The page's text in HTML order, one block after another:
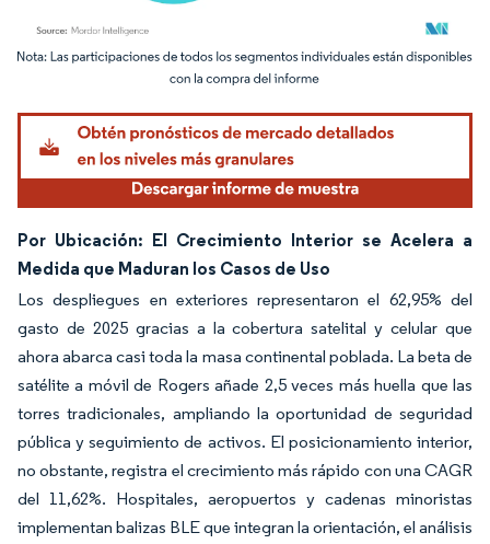
Imagen © Mordor Intelligence. El uso requiere atribución según CC BY 4.0.
Por Ubicación: El Crecimiento Interior se Acelera a
Medida que Maduran los Casos de Uso
Los despliegues en exteriores representaron el 62,95% del
gasto de 2025 gracias a la cobertura satelital y celular que
ahora abarca casi toda la masa continental poblada. La beta de
satélite a móvil de Rogers añade 2,5 veces más huella que las
torres tradicionales, ampliando la oportunidad de seguridad
pública y seguimiento de activos. El posicionamiento interior,
no obstante, registra el crecimiento más rápido con una CAGR
del 11,62%. Hospitales, aeropuertos y cadenas minoristas
implementan balizas BLE que integran la orientación, el análisis